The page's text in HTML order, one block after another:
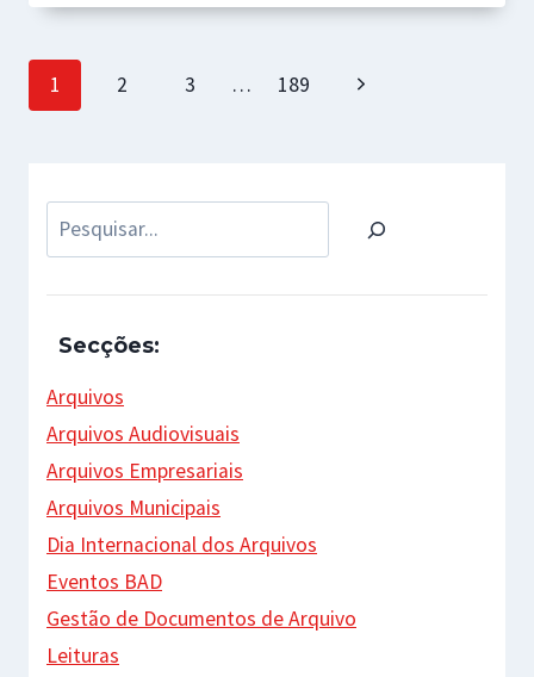
Page
1 2 3 … 189
Next
Pesquisar
Secções:
Arquivos
Arquivos Audiovisuais
Arquivos Empresariais
Arquivos Municipais
Dia Internacional dos Arquivos
Eventos BAD
Gestão de Documentos de Arquivo
Leituras